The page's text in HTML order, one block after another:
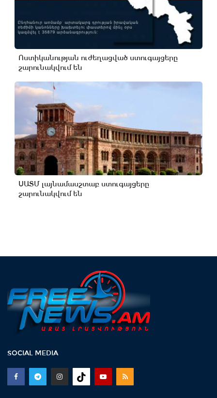
Ոստիկանության ուժեղացված ստուգայցերը
շարունակվում են
ՍԱՏՄ լայնամասշտաբ ստուգայցերը
շարունակվում են
SOCIAL MEDIA